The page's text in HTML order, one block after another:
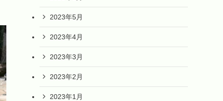
2023年5月
2023年4月
2023年3月
2023年2月
2023年1月